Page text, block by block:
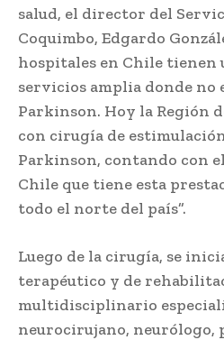
salud, el director del
Coquimbo, Edgardo
hospitales en Chile tienen
servicios amplia donde no
Parkinson. Hoy la Región
con cirugía de
Parkinson, contando con
Chile que tiene esta
todo el norte del país”.
Luego de la cirugía, se
terapéutico y de
multidisciplinario
neurocirujano, neurólogo,